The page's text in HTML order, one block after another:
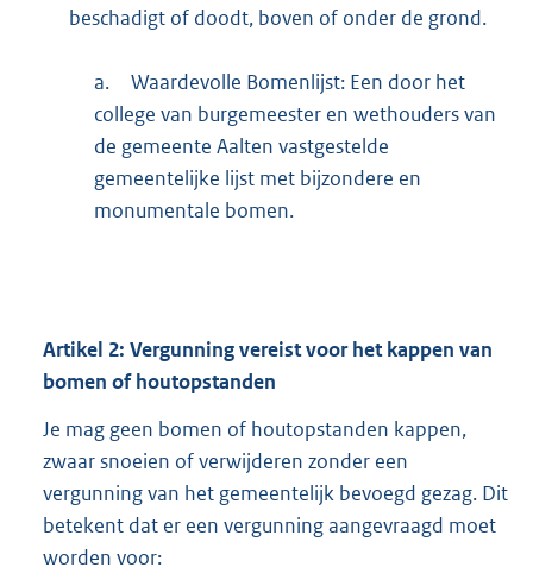
beschadigt of doodt, boven of onder de grond.
a.
Waardevolle Bomenlijst: Een door het
college van burgemeester en wethouders van
de gemeente Aalten vastgestelde
gemeentelijke lijst met bijzondere en
monumentale bomen.
Artikel 2: Vergunning vereist voor het kappen van
bomen of houtopstanden
Je mag geen bomen of houtopstanden kappen,
zwaar snoeien of verwijderen zonder een
vergunning van het gemeentelijk bevoegd gezag. Dit
betekent dat er een vergunning aangevraagd moet
worden voor: